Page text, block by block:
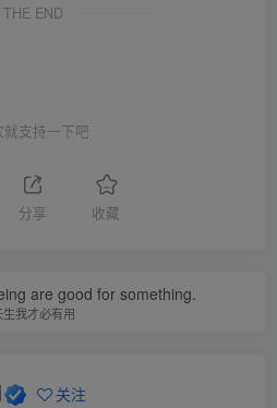
THE END
就支持一下吧
分享 收藏
are good for something.
生我才必有用
关注